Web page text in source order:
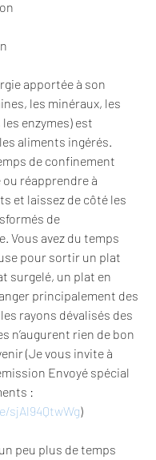
apportée à son
les minéraux, les
enzymes) est
aliments ingérés.
de confinement
réapprendre à
et laissez de côté les
de
Vous avez du temps
pour sortir un plat
surgelé, un plat en
principalement des
rayons dévalisés des
n’augurent rien de bon
(Je vous invite à
Envoyé spécial
:
sjAl94QtwWg)
peu plus de temps